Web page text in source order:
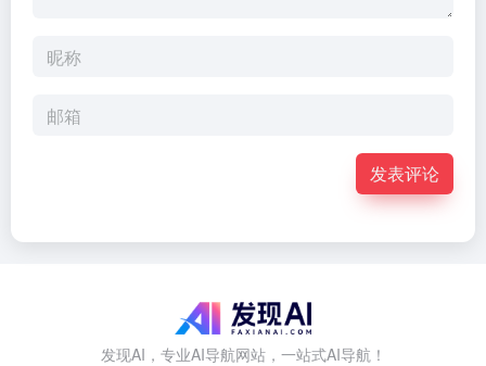
发表评论
发现AI，专业AI导航网站，一站式AI导航！